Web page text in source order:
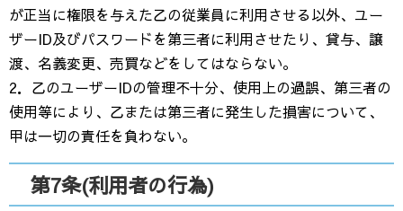
が正当に権限を与えた乙の従業員に利用させる以外、ユー
ザーID及びパスワードを第三者に利用させたり、貸与、譲
渡、名義変更、売買などをしてはならない。
2．乙のユーザーIDの管理不十分、使用上の過誤、第三者の
使用等により、乙または第三者に発生した損害について、
甲は一切の責任を負わない。
第7条(利用者の行為)